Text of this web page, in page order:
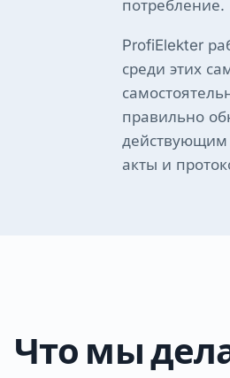
потребление.
ProfiElekter
среди этих
правильно
действующим
акты и
Что мы